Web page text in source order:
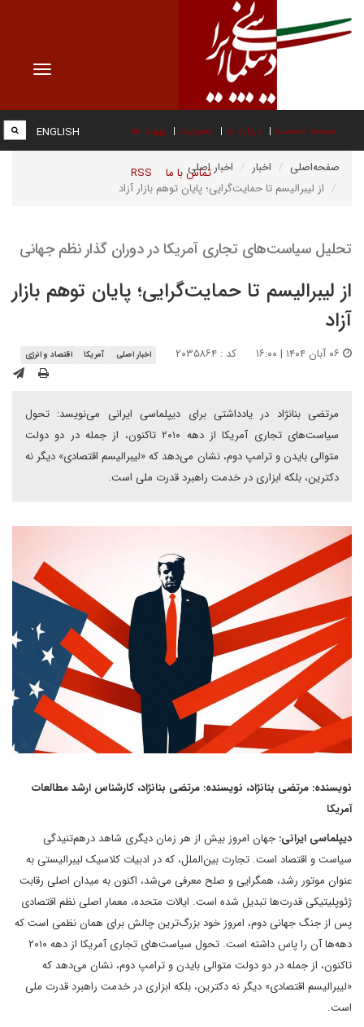
Toggle
صفحه نخست درباره ما عضویت پیوند ها
تماس با ما RSS
ENGLISH
صفحه‌اصلی اخبار
اخبار اصلی
از لیبرالیسم تا حمایت‌گرایی؛ پایان توهم بازار آزاد
تحلیل سیاست‌های تجاری آمریکا در دوران گذار نظم جهانی
از لیبرالیسم تا حمایت‌گرایی؛ پایان توهم بازار
آزاد
کد : ۲۰۳۵۸۶۴ اخبار اصلی آمریکا اقتصاد و انرژی
مرتضی بنانژاد در یادداشتی برای دیپلماسی ایرانی می‌نویسد: تحول
سیاست‌های تجاری آمریکا از دهه ۲۰۱۰ تاکنون، از جمله در دو دولت
متوالی بایدن و ترامپ دوم، نشان می‌دهد که «لیبرالیسم اقتصادی» دیگر نه
دکترین، بلکه ابزاری در خدمت راهبرد قدرت ملی است.
نویسنده: مرتضی بنانژاد، نویسنده: مرتضی بنانژاد، کارشناس ارشد مطالعات
آمریکا
دیپلماسی ایرانی: جهان امروز بیش از هر زمان دیگری شاهد درهم‌تنیدگی
سیاست و اقتصاد است. تجارت بین‌الملل، که در ادبیات کلاسیک لیبرالیستی به
عنوان موتور رشد، همگرایی و صلح معرفی می‌شد، اکنون به میدان اصلی رقابت
ژئوپلیتیکی قدرت‌ها تبدیل شده است. ایالات متحده، معمار اصلی نظم اقتصادی
پس از جنگ جهانی دوم، امروز خود بزرگ‌ترین چالش برای همان نظمی است که
دهه‌ها آن را پاس داشته است. تحول سیاست‌های تجاری آمریکا از دهه ۲۰۱۰
تاکنون، از جمله در دو دولت متوالی بایدن و ترامپ دوم، نشان می‌دهد که
«لیبرالیسم اقتصادی» دیگر نه دکترین، بلکه ابزاری در خدمت راهبرد قدرت ملی
است.